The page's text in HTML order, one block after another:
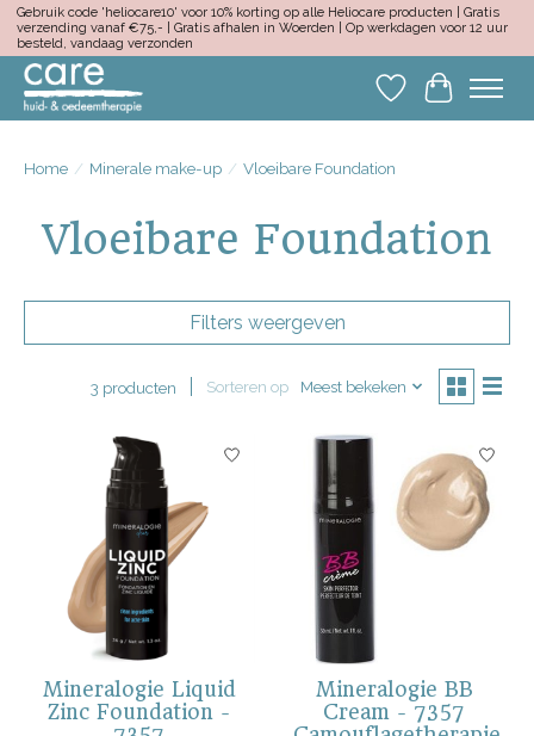
Gebruik code 'heliocare10' voor 10% korting op alle Heliocare producten | Gratis
verzending vanaf €75,- | Gratis afhalen in Woerden | Op werkdagen voor 12 uur
besteld, vandaag verzonden
Verlanglijst
Home / Minerale make-up / Vloeibare Foundation
Vloeibare Foundation
Filters weergeven
3 producten Sorteren op Meest bekeken
Mineralogie Liquid
Zinc Foundation -
Mineralogie BB
Cream - 7357